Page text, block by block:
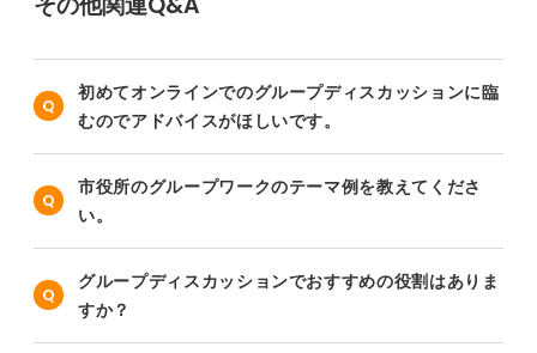
初めてオンラインでのグループディスカッションに臨
むのでアドバイスがほしいです。
市役所のグループワークのテーマ例を教えてくださ
い。
グループディスカッションでおすすめの役割はありま
すか？